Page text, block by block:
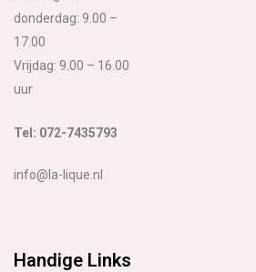
donderdag: 9.00 –
17.00
Vrijdag: 9.00 – 16.00
uur
Tel: 072-7435793
info@la-lique.nl
Handige Links